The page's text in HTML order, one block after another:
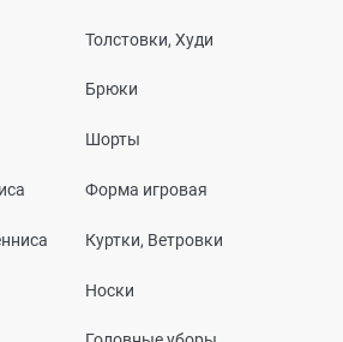
Толстовки, Худи
Брюки
Шорты
Форма игровая
Куртки, Ветровки
Носки